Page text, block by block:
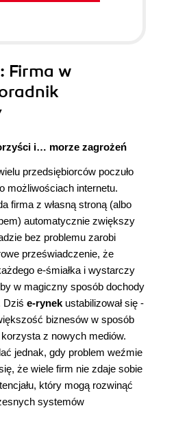
: Firma w
i… morze zagrożeń
przedsiębiorców poczuło
możliwościach internetu.
firma z własną stroną (albo
automatycznie zwiększy
bez problemu zarobi
przeświadczenie, że
e-śmiałka i wystarczy
w magiczny sposób dochody
Dziś e-rynek ustabilizował się -
biznesów w sposób
z nowych mediów.
jednak, gdy problem weźmie
że wiele firm nie zdaje sobie
który mogą rozwinąć
systemów